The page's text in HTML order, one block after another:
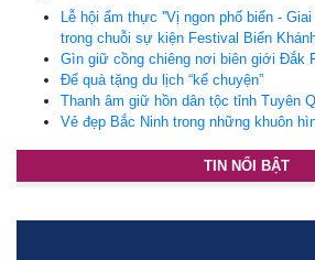
Lễ hội ẩm thực ''Vị ngon phố biển -
trong chuỗi sự kiện Festival Biển
Gìn giữ cồng chiêng nơi biên giới Đắk
Để quà tặng du lịch “kể chuyện”
Thanh âm giữ hồn dân tộc tỉnh Tuyên
Vẻ đẹp Bắc Ninh trong những khuôn
TIN NỔI BẬT